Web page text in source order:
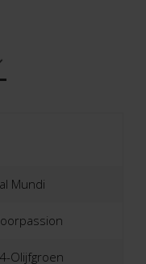
Mundi
Olijfgroen